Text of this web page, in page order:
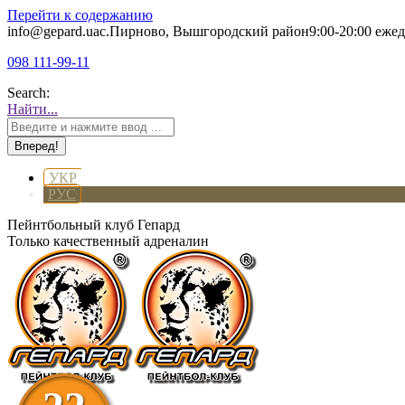
Перейти к содержанию
info@gepard.uaс.Пирново, Вышгородский район9:00-20:00
098 111-99-11
Search:
Найти...
УКР
РУС
Пейнтбольный клуб Гепард
Только качественный адреналин